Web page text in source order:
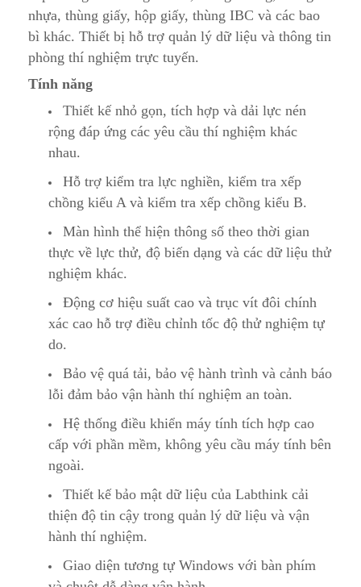
nhựa, thùng giấy, hộp giấy, thùng IBC và các bao
bì khác. Thiết bị hỗ trợ quản lý dữ liệu và thông tin
phòng thí nghiệm trực tuyến.
Tính năng
Thiết kế nhỏ gọn, tích hợp và dải lực nén
rộng đáp ứng các yêu cầu thí nghiệm khác
nhau.
Hỗ trợ kiểm tra lực nghiền, kiểm tra xếp
chồng kiểu A và kiểm tra xếp chồng kiểu B.
Màn hình thể hiện thông số theo thời gian
thực về lực thử, độ biến dạng và các dữ liệu thử
nghiệm khác.
Động cơ hiệu suất cao và trục vít đôi chính
xác cao hỗ trợ điều chỉnh tốc độ thử nghiệm tự
do.
Bảo vệ quá tải, bảo vệ hành trình và cảnh báo
lỗi đảm bảo vận hành thí nghiệm an toàn.
Hệ thống điều khiển máy tính tích hợp cao
cấp với phần mềm, không yêu cầu máy tính bên
ngoài.
Thiết kế bảo mật dữ liệu của Labthink cải
thiện độ tin cậy trong quản lý dữ liệu và vận
hành thí nghiệm.
Giao diện tương tự Windows với bàn phím